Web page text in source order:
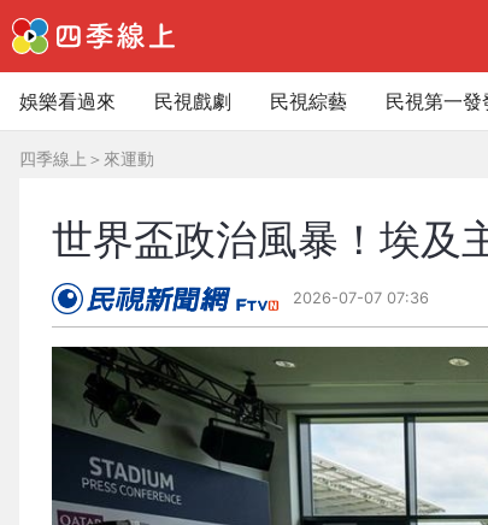
娛樂看過來 民視戲劇 民視綜藝 民視第一發
四季線上 ＞ 來運動
世界盃政治風暴！埃及
2026-07-07 07:36